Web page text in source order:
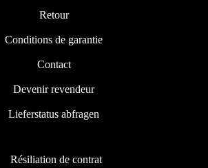
Retour
Conditions de garantie
Contact
Devenir revendeur
Lieferstatus abfragen
Résiliation de contrat